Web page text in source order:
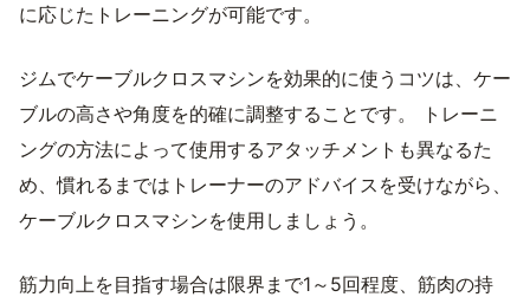
に応じたトレーニングが可能です。
ジムでケーブルクロスマシンを効果的に使うコツは、ケー
ブルの高さや角度を的確に調整することです。 トレーニ
ングの方法によって使用するアタッチメントも異なるた
め、慣れるまではトレーナーのアドバイスを受けながら、
ケーブルクロスマシンを使用しましょう。
筋力向上を目指す場合は限界まで1～5回程度、筋肉の持